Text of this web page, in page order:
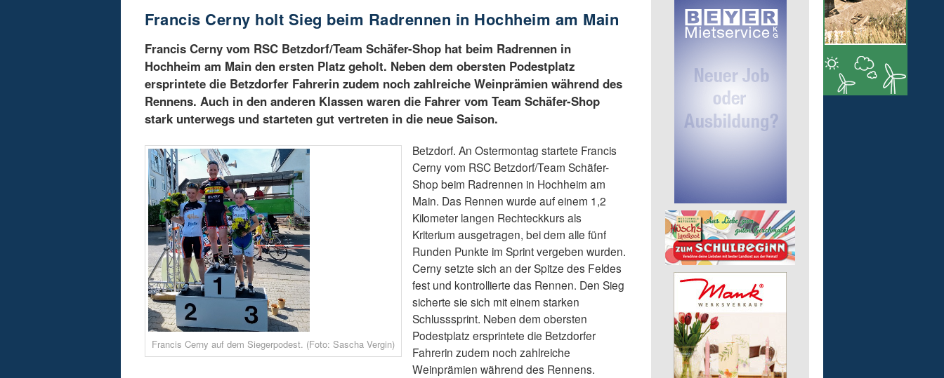
Francis Cerny holt Sieg beim Radrennen in Hochheim am Main
Francis Cerny vom RSC Betzdorf/Team Schäfer-Shop hat beim Radrennen in
Hochheim am Main den ersten Platz geholt. Neben dem obersten Podestplatz
ersprintete die Betzdorfer Fahrerin zudem noch zahlreiche Weinprämien während des
Rennens. Auch in den anderen Klassen waren die Fahrer vom Team Schäfer-Shop
stark unterwegs und starteten gut vertreten in die neue Saison.
Francis Cerny auf dem Siegerpodest. (Foto: Sascha Vergin)
Betzdorf. An Ostermontag startete Francis
Cerny vom RSC Betzdorf/Team Schäfer-
Shop beim Radrennen in Hochheim am
Main. Das Rennen wurde auf einem 1,2
Kilometer langen Rechteckkurs als
Kriterium ausgetragen, bei dem alle fünf
Runden Punkte im Sprint vergeben wurden.
Cerny setzte sich an der Spitze des Feldes
fest und kontrollierte das Rennen. Den Sieg
sicherte sie sich mit einem starken
Schlusssprint. Neben dem obersten
Podestplatz ersprintete die Betzdorfer
Fahrerin zudem noch zahlreiche
Weinprämien während des Rennens.